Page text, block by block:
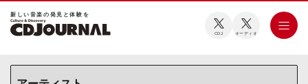
新しい⾳楽の発⾒と体験を
CDJ オーディオ